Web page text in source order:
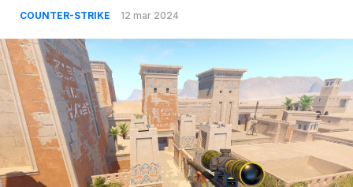
COUNTER-STRIKE 12 mar 2024